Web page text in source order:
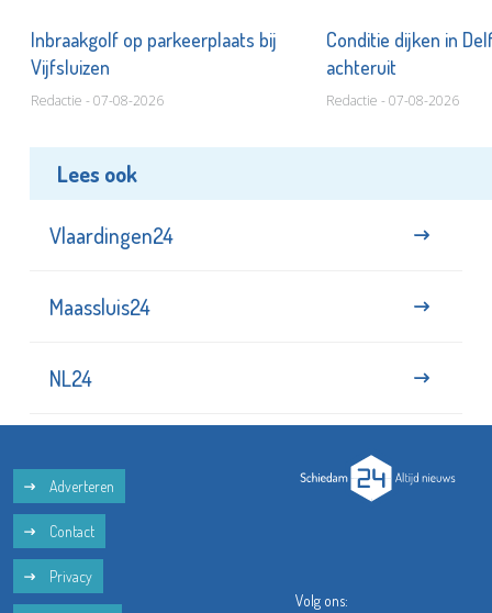
Inbraakgolf op parkeerplaats bij
Vijfsluizen
Redactie - 07-08-2026
Conditie dijken in
achteruit
Redactie - 07-08-2026
Lees ook
Vlaardingen24
Maassluis24
NL24
Adverteren
Contact
Privacy
Volg ons: